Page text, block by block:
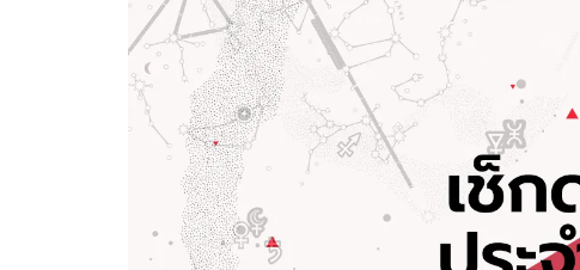
ดาวน์โหลดสนุกแอปฟรี ติดตามสนุกโซเชียลได้ที่
สงวนลิขสิทธิ์ ©2569บริษัท อิมเมจ ฟิวเจอร์ (ประเทศไทย) จำกัด